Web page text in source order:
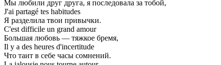
Мы любили друг друга, я последовала за тобой,
J'ai partagé tes habitudes
Я разделила твои привычки.
C'est difficile un grand amour
Большая любовь — тяжкое бремя,
Il y a des heures d'incertitude
Что таит в себе часы сомнений.